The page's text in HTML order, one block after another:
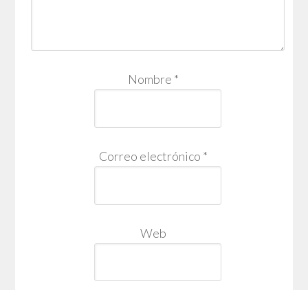
Nombre *
Correo electrónico *
Web